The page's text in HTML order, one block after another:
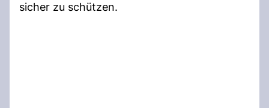
sicher zu schützen.